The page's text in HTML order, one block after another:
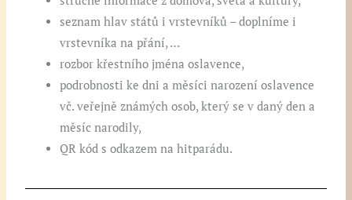
seznam hlav států i vrstevníků – doplníme i
vrstevníka na přání, …
rozbor křestního jména oslavence,
podrobnosti ke dni a měsíci narození oslavence
vč. veřejně známých osob, který se v daný den a
měsíc narodily,
QR kód s odkazem na hitparádu.